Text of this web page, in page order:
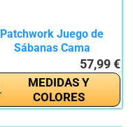
Patchwork Juego de
Sábanas Cama
160x200+35cm,...57,99 €
MEDIDAS Y
COLORES